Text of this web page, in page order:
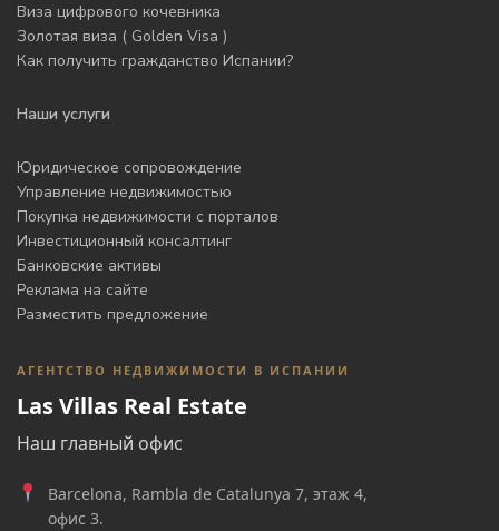
Виза цифрового кочевника
Золотая виза ( Golden Visa )
Как получить гражданство Испании?
Наши услуги
Юридическое сопровождение
Управление недвижимостью
Покупка недвижимости с порталов
Инвестиционный консалтинг
Банковские активы
Реклама на сайте
Разместить предложение
АГЕНТСТВО НЕДВИЖИМОСТИ В ИСПАНИИ
Las Villas Real Estate
Наш главный офис
Barcelona, Rambla de Catalunya 7, этаж 4,
офис 3.